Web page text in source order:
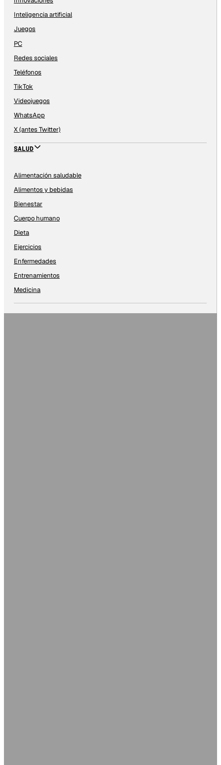
Inteligencia artificial
Juegos
PC
Redes sociales
Teléfonos
TikTok
Videojuegos
WhatsApp
X (antes Twitter)
SALUD
Alimentación saludable
Alimentos y bebidas
Bienestar
Cuerpo humano
Dieta
Ejercicios
Enfermedades
Entrenamientos
Medicina